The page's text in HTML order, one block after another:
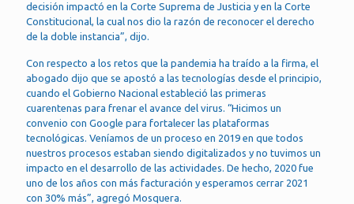
decisión impactó en la Corte Suprema de Justicia y en la Corte
Constitucional, la cual nos dio la razón de reconocer el derecho
de la doble instancia”, dijo.
Con respecto a los retos que la pandemia ha traído a la firma, el
abogado dijo que se apostó a las tecnologías desde el principio,
cuando el Gobierno Nacional estableció las primeras
cuarentenas para frenar el avance del virus. “Hicimos un
convenio con Google para fortalecer las plataformas
tecnológicas. Veníamos de un proceso en 2019 en que todos
nuestros procesos estaban siendo digitalizados y no tuvimos un
impacto en el desarrollo de las actividades. De hecho, 2020 fue
uno de los años con más facturación y esperamos cerrar 2021
con 30% más”, agregó Mosquera.